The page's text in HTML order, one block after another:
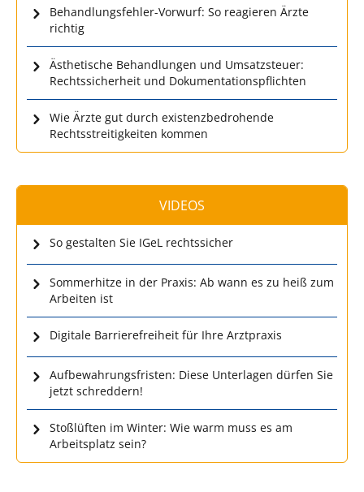
Behandlungsfehler-Vorwurf: So reagieren Ärzte
richtig
Ästhetische Behandlungen und Umsatzsteuer:
Rechtssicherheit und Dokumentationspflichten
Wie Ärzte gut durch existenzbedrohende
Rechtsstreitigkeiten kommen
VIDEOS
So gestalten Sie IGeL rechtssicher
Sommerhitze in der Praxis: Ab wann es zu heiß zum
Arbeiten ist
Digitale Barrierefreiheit für Ihre Arztpraxis
Aufbewahrungsfristen: Diese Unterlagen dürfen Sie
jetzt schreddern!
Stoßlüften im Winter: Wie warm muss es am
Arbeitsplatz sein?